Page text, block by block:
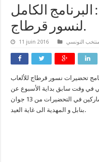
« ريو2016 » : البرنامج الكامل
لنسور قرطاج.
11 juin 2016 التونسي
تحضيرات نسور قرطاج للألعاب
الوطني في وقت سابق بداية الأسبوع عن
القائمة الإسمية لثمانية عشر لاعبا المشاركين في التحضيرات من 13 جوان
بنابل و المهدية الى غاية العيد.